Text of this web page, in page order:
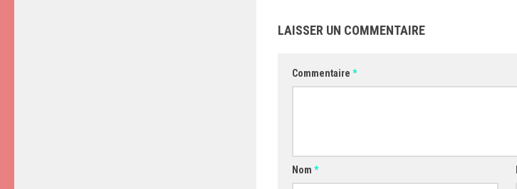
LAISSER UN COMMENTAIRE
Commentaire *
Nom *